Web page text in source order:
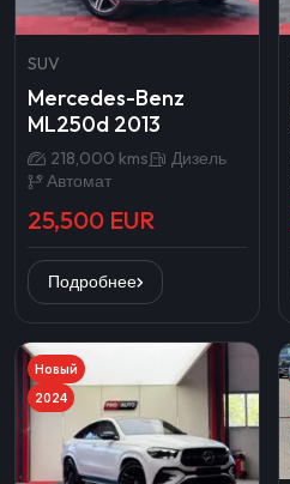
SUV
Mercedes-Benz
ML250d 2013
218,000 kms
Дизель
Автомат
25,500 EUR
Подробнее
Новый
2024